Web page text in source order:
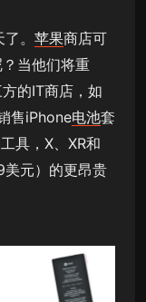
。 苹果商店可
当他们将重
的IT商店，如
售iPhone电池套
具，X、XR和
元）的更昂贵